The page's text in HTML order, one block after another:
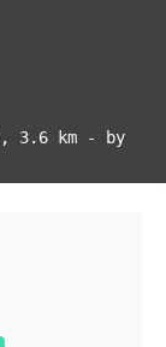
, 3.6 km - by